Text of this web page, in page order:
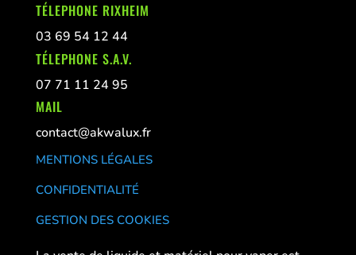
TÉLEPHONE RIXHEIM
03 69 54 12 44
TÉLEPHONE S.A.V.
07 71 11 24 95
MAIL
contact@akwalux.fr
MENTIONS LÉGALES
CONFIDENTIALITÉ
GESTION DES COOKIES